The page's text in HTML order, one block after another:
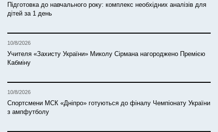
Підготовка до навчального року: комплекс необхідних аналізів для
дітей за 1 день
10/8/2026
Учителя «Захисту України» Миколу Сірмана нагороджено Премією
Кабміну
10/8/2026
Спортсмени МСК «Дніпро» готуються до фіналу Чемпіонату України
з ампфутболу